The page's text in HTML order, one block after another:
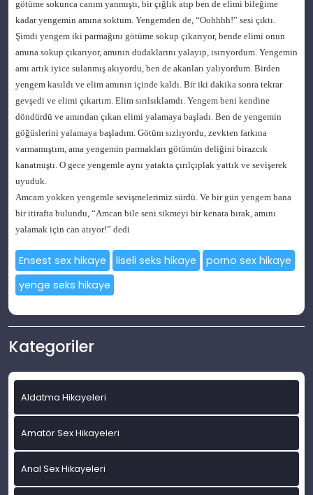
götüme sokunca canım yanmıştı, bir çığlık atıp ben de elimi bileğime
kadar yengemin amına soktum. Yengemden de, “Oohhhh!” sesi çıktı.
Şimdi yengem iki parmağını götüme sokup çıkarıyor, bende elimi onun
amına sokup çıkarıyor, amının dudaklarını yalayıp, ısırıyordum. Yengemin
amı artık iyice sulanmış akıyordu, ben de akanları yalıyordum. Birden
yengem kasıldı ve elim amının içinde kaldı. Bir iki dakika sonra tekrar
gevşedi ve elimi çıkartım. Elim sırılsıklamdı. Yengem beni kendine
döndürdü ve amından çıkan elimi yalamaya başladı. Ben de yengemin
göğüslerini yalamaya başladım. Götüm sızlıyordu, zevkten farkına
varmamıştım, ama yengemin parmakları götümün deliğini birazcık
kanatmıştı. O gece yengemle aynı yatakta çırılçıplak yattık ve sevişerek
uyuduk.
Amcam yokken yengemle sevişmelerimiz sürdü. Ve bir gün yengem bana
bir itirafta bulundu, “Amcan bile seni sikmeyi bir kenara bırak, amını
yalamak için can atıyor!” dedi
Ensest sex hikaye liseli seks hikaye
porno sex hikaye
yenge seks hikaye
Kategoriler
Aldatma Hikayeleri
Amatör Sex Hikayeleri
Anal Sex Hikayeleri